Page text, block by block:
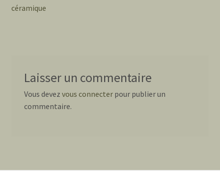
deprécédent :
céramique
Laisser un commentaire
Vous devez vous connecterpour publier un
commentaire.